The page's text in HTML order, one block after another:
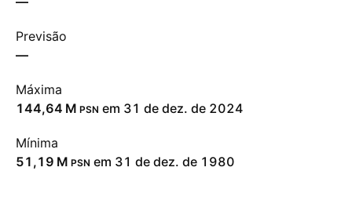
Previsão
—
Máxima
‪144,64 M‬ PSN em 31 de dez. de 2024
Mínima
‪51,19 M‬ PSN em 31 de dez. de 1980